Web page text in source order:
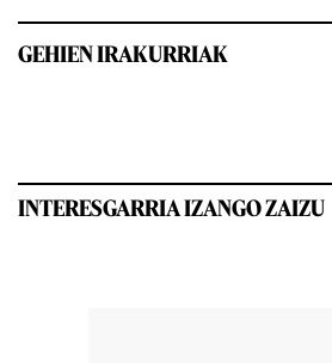
GEHIEN IRAKURRIAK
INTERESGARRIA IZANGO ZAIZU